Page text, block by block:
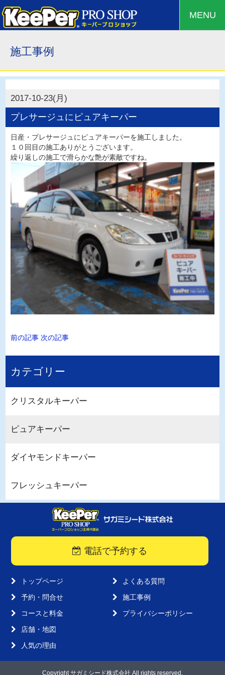
MENU
施工事例
2017-10-23(月)
プレサージュにピュアキーパー
日産・プレサージュにピュアキーパーを施工しました。
１０回目の施工ありがとうございます。
繰り返しの施工で滑らかな艶が素敵ですね。
前の記事 次の記事
カテゴリー
クリスタルキーパー
ピュアキーパー
ダイヤモンドキーパー
フレッシュキーパー
電話で予約する
トップページ
予約・問合せ
コースと料金
店舗・地図
人気の理由
よくある質問
施工事例
プライバシーポリシー
Copyright サガミシード株式会社 All rights reserved.